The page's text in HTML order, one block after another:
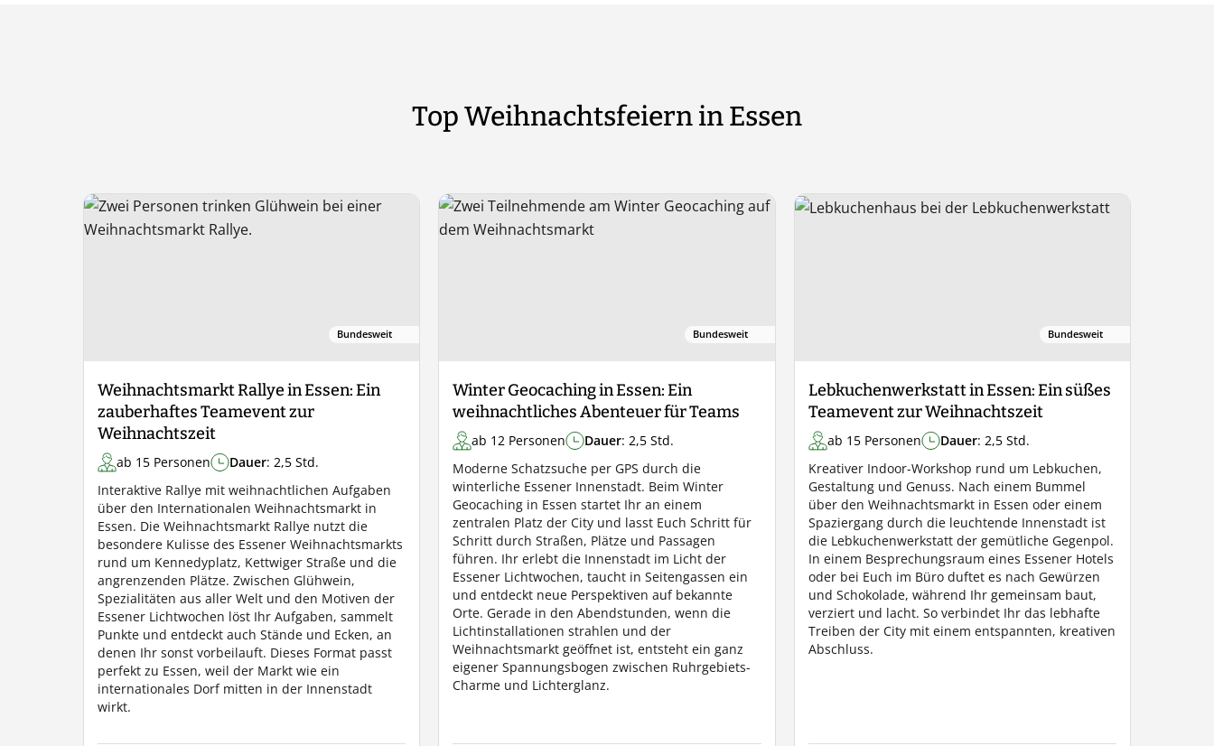
Top Weihnachtsfeiern in Essen
Bundesweit
Weihnachtsmarkt Rallye in Essen: Ein
zauberhaftes Teamevent zur
Weihnachtszeit
ab 15 Personen Dauer: 2,5 Std.
Interaktive Rallye mit weihnachtlichen Aufgaben
über den Internationalen Weihnachtsmarkt in
Essen. Die Weihnachtsmarkt Rallye nutzt die
besondere Kulisse des Essener Weihnachtsmarkts
rund um Kennedyplatz, Kettwiger Straße und die
angrenzenden Plätze. Zwischen Glühwein,
Spezialitäten aus aller Welt und den Motiven der
Essener Lichtwochen löst Ihr Aufgaben, sammelt
Punkte und entdeckt auch Stände und Ecken, an
denen Ihr sonst vorbeilauft. Dieses Format passt
perfekt zu Essen, weil der Markt wie ein
internationales Dorf mitten in der Innenstadt
wirkt.
Bundesweit
Winter Geocaching in Essen: Ein
weihnachtliches Abenteuer für Teams
ab 12 Personen Dauer: 2,5 Std.
Moderne Schatzsuche per GPS durch die
winterliche Essener Innenstadt. Beim Winter
Geocaching in Essen startet Ihr an einem
zentralen Platz der City und lasst Euch Schritt für
Schritt durch Straßen, Plätze und Passagen
führen. Ihr erlebt die Innenstadt im Licht der
Essener Lichtwochen, taucht in Seitengassen ein
und entdeckt neue Perspektiven auf bekannte
Orte. Gerade in den Abendstunden, wenn die
Lichtinstallationen strahlen und der
Weihnachtsmarkt geöffnet ist, entsteht ein ganz
eigener Spannungsbogen zwischen Ruhrgebiets-
Charme und Lichterglanz.
Bundesweit
Lebkuchenwerkstatt in Essen: Ein süßes
Teamevent zur Weihnachtszeit
ab 15 Personen Dauer: 2,5 Std.
Kreativer Indoor-Workshop rund um Lebkuchen,
Gestaltung und Genuss. Nach einem Bummel
über den Weihnachtsmarkt in Essen oder einem
Spaziergang durch die leuchtende Innenstadt ist
die Lebkuchenwerkstatt der gemütliche Gegenpol.
In einem Besprechungsraum eines Essener Hotels
oder bei Euch im Büro duftet es nach Gewürzen
und Schokolade, während Ihr gemeinsam baut,
verziert und lacht. So verbindet Ihr das lebhafte
Treiben der City mit einem entspannten, kreativen
Abschluss.